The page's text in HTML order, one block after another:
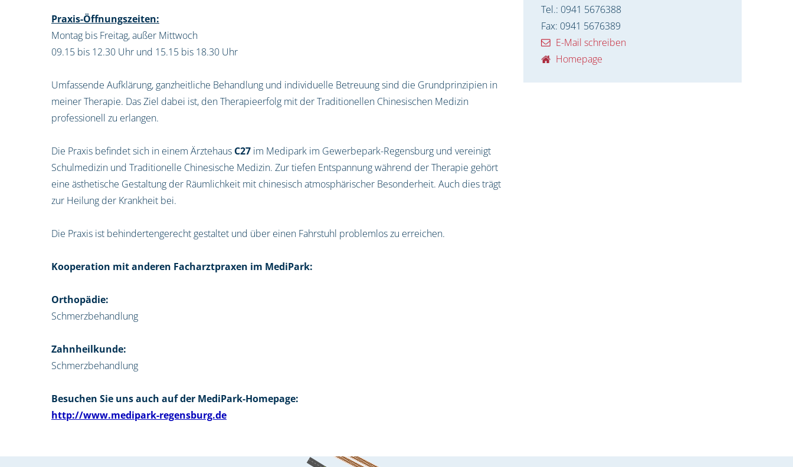
Praxis-Öffnungszeiten:
Montag bis Freitag, außer Mittwoch
09.15 bis 12.30 Uhr und 15.15 bis 18.30 Uhr
Umfassende Aufklärung, ganzheitliche Behandlung und individuelle Betreuung sind die Grundprinzipien in
meiner Therapie. Das Ziel dabei ist, den Therapieerfolg mit der Traditionellen Chinesischen Medizin
professionell zu erlangen.
Die Praxis befindet sich in einem Ärztehaus C27 im Medipark im Gewerbepark-Regensburg und vereinigt
Schulmedizin und Traditionelle Chinesische Medizin. Zur tiefen Entspannung während der Therapie gehört
eine ästhetische Gestaltung der Räumlichkeit mit chinesisch atmosphärischer Besonderheit. Auch dies trägt
zur Heilung der Krankheit bei.
Die Praxis ist behindertengerecht gestaltet und über einen Fahrstuhl problemlos zu erreichen.
Kooperation mit anderen Facharztpraxen im MediPark:
Orthopädie:
Schmerzbehandlung
Zahnheilkunde:
Schmerzbehandlung
Besuchen Sie uns auch auf der MediPark-Homepage:
http://www.medipark-regensburg.de
Tel.: 0941 5676388
Fax: 0941 5676389
E-Mail schreiben
Homepage